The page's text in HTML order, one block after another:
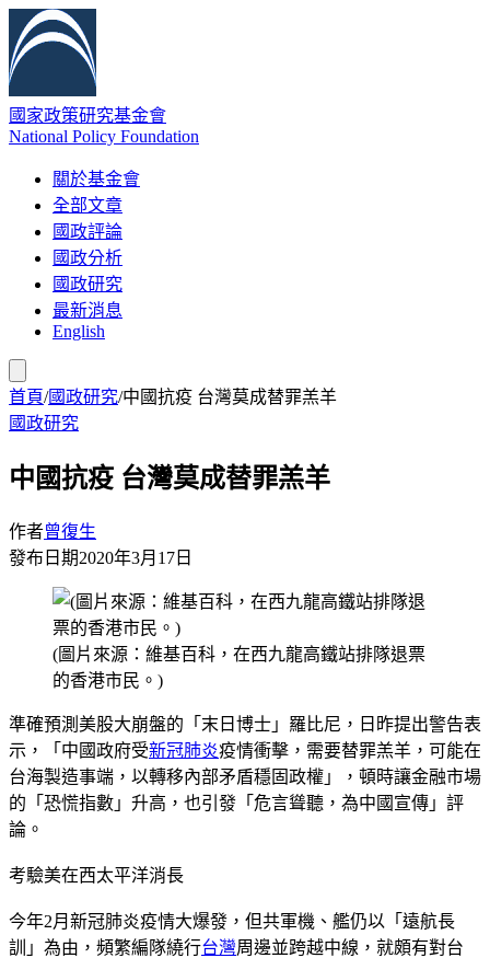
國家政策研究基金會
National Policy Foundation
關於基金會
全部文章
國政評論
國政分析
國政研究
最新消息
English
首頁/國政研究/中國抗疫 台灣莫成替罪羔羊
國政研究
中國抗疫 台灣莫成替罪羔羊
作者曾復生
發布日期2020年3月17日
(圖片來源：維基百科，在西九龍高鐵站排隊退票
的香港市民。)
準確預測美股大崩盤的「末日博士」羅比尼，日昨提出警告表
示，「中國政府受新冠肺炎疫情衝擊，需要替罪羔羊，可能在
台海製造事端，以轉移內部矛盾穩固政權」，頓時讓金融市場
的「恐慌指數」升高，也引發「危言聳聽，為中國宣傳」評
論。
考驗美在西太平洋消長
今年2月新冠肺炎疫情大爆發，但共軍機、艦仍以「遠航長
訓」為由，頻繁編隊繞行台灣周邊並跨越中線，就頗有對台